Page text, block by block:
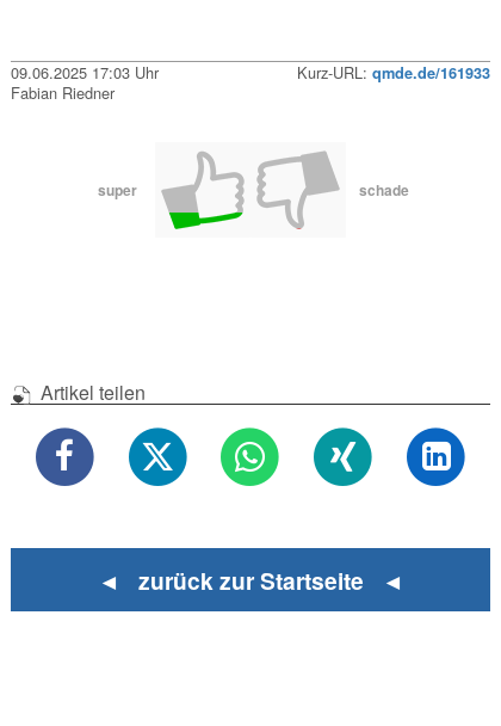
09.06.2025 17:03 Uhr Kurz-URL: qmde.de/161933
Fabian Riedner
super schade
Artikel teilen
◄ zurück zur Startseite ◄